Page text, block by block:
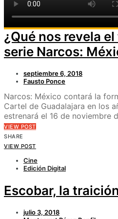
Edición Digital
Televisión
¿Qué nos revela
serie Narcos:
septiembre 6, 2018
Fausto Ponce
Narcos: México contará la
Cartel de Guadalajara en los
estrenará el 16 de noviembre
VIEW POST
SHARE
VIEW POST
Cine
Edición Digital
Escobar, la
julio 3, 2018